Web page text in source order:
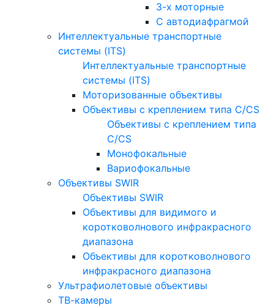
3-х моторные
С автодиафрагмой
Интеллектуальные транспортные
системы (ITS)
Интеллектуальные транспортные
системы (ITS)
Моторизованные объективы
Объективы с креплением типа C/CS
Объективы с креплением типа
C/CS
Монофокальные
Вариофокальные
Объективы SWIR
Объективы SWIR
Объективы для видимого и
коротковолнового инфракрасного
диапазона
Объективы для коротковолнового
инфракрасного диапазона
Ультрафиолетовые объективы
ТВ-камеры